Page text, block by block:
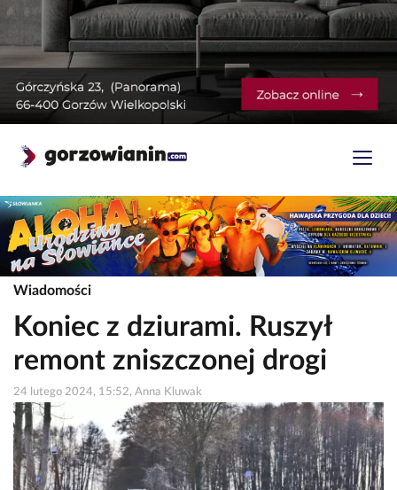
Wiadomości
Koniec z dziurami. Ruszył
remont zniszczonej drogi
24 lutego 2024, 15:52, Anna Kluwak